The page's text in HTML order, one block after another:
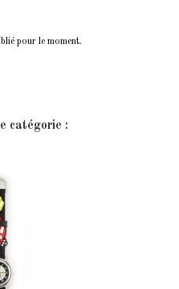
pour le moment.
catégorie :